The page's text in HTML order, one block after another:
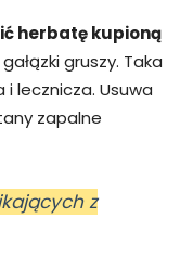
herbatę kupioną
gruszy. Taka
lecznicza. Usuwa
zapalne
z